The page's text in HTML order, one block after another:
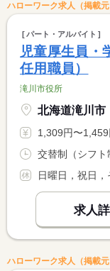
ハローワーク求人（掲載
パート・アルバイト
児童厚生員・
任用職員）
滝川市役所
北海道滝川市
1,309円〜1,459円 ※フルタイ
日曜日，祝日，
求人
ハローワーク求人（掲載